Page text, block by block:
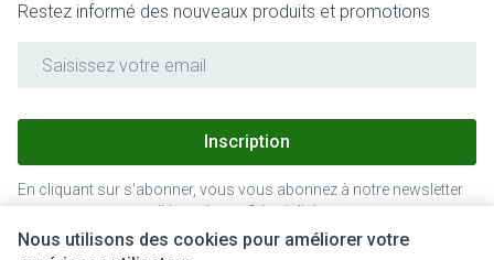
Nous utilisons des cookies pour améliorer votre
Restez informé des nouveaux produits et promotions
Inscription
En cliquant sur s'abonner, vous vous abonnez à notre newsletter
et acceptez notrepolitique de confidentialité.